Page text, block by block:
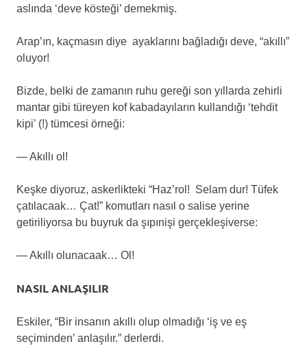
aslında ‘deve kösteği’ demekmiş.
Arap’ın, kaçmasın diye ayaklarını bağladığı deve, “akıllı”
oluyor!
Bizde, belki de zamanın ruhu gereği son yıllarda zehirli
mantar gibi türeyen kof kabadayıların kullandığı ‘tehdit
kipi’ (!) tümcesi örneği:
— Akıllı ol!
Keşke diyoruz, askerlikteki “Haz’rol! Selam dur! Tüfek
çatılacaak… Çat!” komutları nasıl o salise yerine
getiriliyorsa bu buyruk da şıpınişi gerçekleşiverse:
— Akıllı olunacaak… Ol!
NASIL ANLAŞILIR
Eskiler, “Bir insanın akıllı olup olmadığı ‘iş ve eş
seçiminden’ anlaşılır.” derlerdi.